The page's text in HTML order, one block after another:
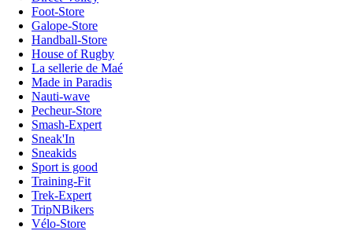
Foot-Store
Galope-Store
Handball-Store
House of Rugby
La sellerie de Maé
Made in Paradis
Nauti-wave
Pecheur-Store
Smash-Expert
Sneak'In
Sneakids
Sport is good
Training-Fit
Trek-Expert
TripNBikers
Vélo-Store